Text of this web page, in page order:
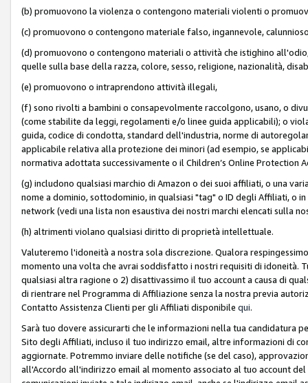
(b) promuovono la violenza o contengono materiali violenti o
(c) promuovono o contengono materiale falso, ingannevole,
(d) promuovono o contengono materiali o attività che istighino
quelle sulla base della razza, colore, sesso, religione, nazionalità,
(e) promuovono o intraprendono attività illegali,
(f) sono rivolti a bambini o consapevolmente raccolgono, usano, o
(come stabilite da leggi, regolamenti e/o linee guida applicabili); o
guida, codice di condotta, standard dell'industria, norme di
applicabile relativa alla protezione dei minori (ad esempio, se
normativa adottata successivamente o il Children’s Online Protection
(g) includono qualsiasi marchio di Amazon o dei suoi affiliati, o una
nome a dominio, sottodominio, in qualsiasi "tag" o ID degli Affiliati, o
network (vedi una lista non esaustiva dei nostri marchi elencati sulla
(h) altrimenti violano qualsiasi diritto di proprietà intellettuale.
Valuteremo l'idoneità a nostra sola discrezione. Qualora
momento una volta che avrai soddisfatto i nostri requisiti di idoneità.
qualsiasi altra ragione o 2) disattivassimo il tuo account a causa di
di rientrare nel Programma di Affiliazione senza la nostra previa
Contatto Assistenza Clienti per gli Affiliati disponibile qui.
Sarà tuo dovere assicurarti che le informazioni nella tua candidatura
Sito degli Affiliati, incluso il tuo indirizzo email, altre informazioni di
aggiornate. Potremmo inviare delle notifiche (se del caso),
all'Accordo all'indirizzo email al momento associato al tuo account